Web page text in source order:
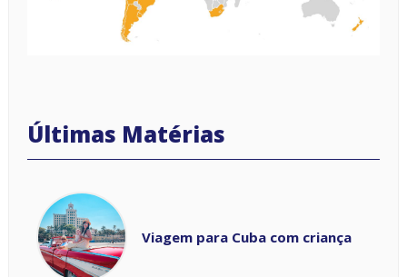
Viagem para Cuba com criança